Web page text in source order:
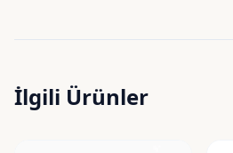
İlgili Ürünler